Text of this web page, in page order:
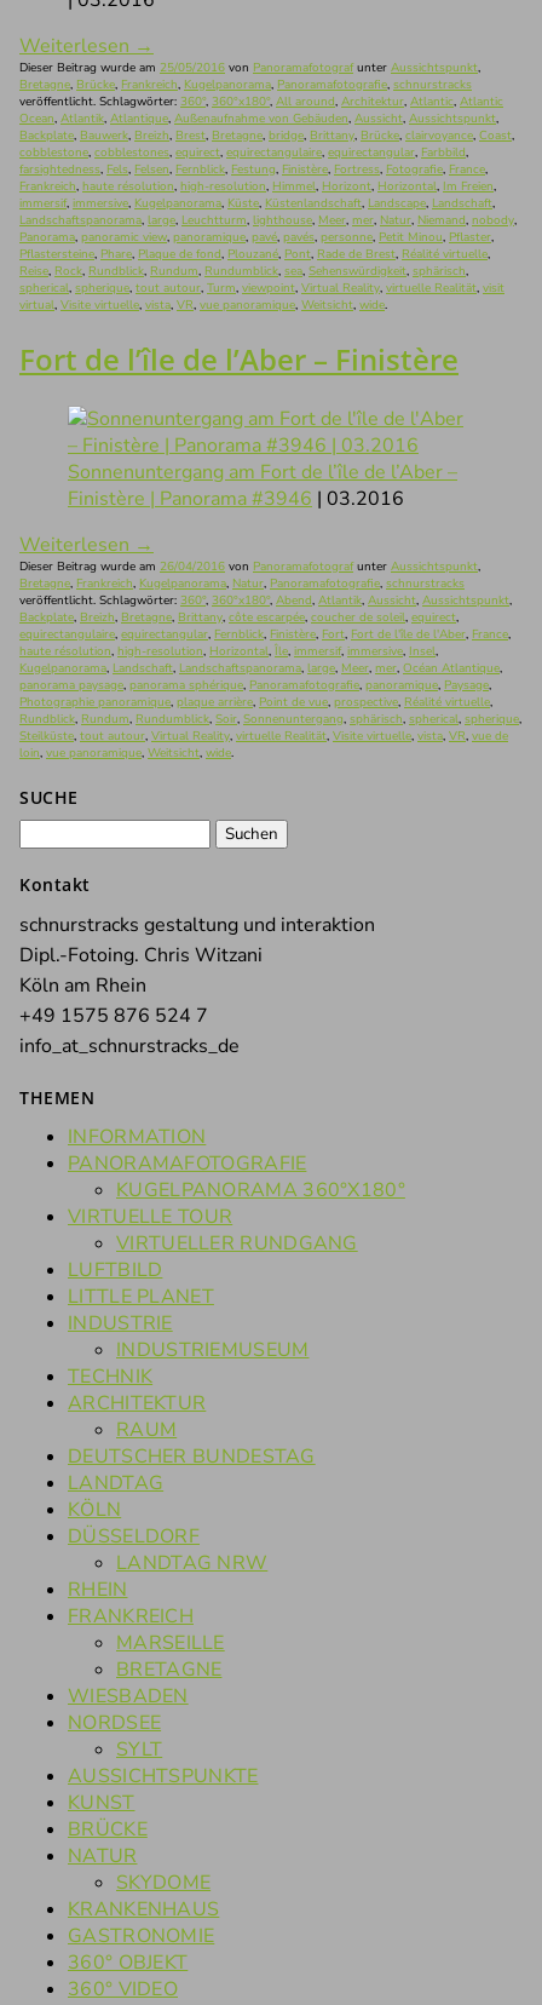
Weiterlesen →
Dieser Beitrag wurde am 25/05/2016 von Panoramafotografunter Aussichtspunkt,
Bretagne, Brücke, Frankreich, Kugelpanorama, Panoramafotografie, schnurstracks
veröffentlicht. Schlagwörter: 360°, 360°x180°, All around, Architektur, Atlantic, Atlantic
Ocean, Atlantik, Atlantique, Außenaufnahme von Gebäuden, Aussicht, Aussichtspunkt,
Backplate, Bauwerk, Breizh, Brest, Bretagne, bridge, Brittany, Brücke, clairvoyance, Coast,
cobblestone, cobblestones, equirect, equirectangulaire, equirectangular, Farbbild,
farsightedness, Fels, Felsen, Fernblick, Festung, Finistère, Fortress, Fotografie, France,
Frankreich, haute résolution, high-resolution, Himmel, Horizont, Horizontal, Im Freien,
immersif, immersive, Kugelpanorama, Küste, Küstenlandschaft, Landscape, Landschaft,
Landschaftspanorama, large, Leuchtturm, lighthouse, Meer, mer, Natur, Niemand, nobody,
Panorama, panoramic view, panoramique, pavé, pavés, personne, Petit Minou, Pflaster,
Pflastersteine, Phare, Plaque de fond, Plouzané, Pont, Rade de Brest, Réalité virtuelle,
Reise, Rock, Rundblick, Rundum, Rundumblick, sea, Sehenswürdigkeit, sphärisch,
spherical, spherique, tout autour, Turm, viewpoint, Virtual Reality, virtuelle Realität, visit
virtual, Visite virtuelle, vista, VR, vue panoramique, Weitsicht, wide.
Fort de l’île de l’Aber – Finistère
Sonnenuntergang am Fort de l’île de l’Aber –
Finistère | Panorama #3946 | 03.2016
Weiterlesen →
Dieser Beitrag wurde am 26/04/2016 von Panoramafotografunter Aussichtspunkt,
Bretagne, Frankreich, Kugelpanorama, Natur, Panoramafotografie, schnurstracks
veröffentlicht. Schlagwörter: 360°, 360°x180°, Abend, Atlantik, Aussicht, Aussichtspunkt,
Backplate, Breizh, Bretagne, Brittany, côte escarpée, coucher de soleil, equirect,
equirectangulaire, equirectangular, Fernblick, Finistère, Fort, Fort de l'île de l'Aber, France,
haute résolution, high-resolution, Horizontal, Île, immersif, immersive, Insel,
Kugelpanorama, Landschaft, Landschaftspanorama, large, Meer, mer, Océan Atlantique,
panorama paysage, panorama sphérique, Panoramafotografie, panoramique, Paysage,
Photographie panoramique, plaque arrière, Point de vue, prospective, Réalité virtuelle,
Rundblick, Rundum, Rundumblick, Soir, Sonnenuntergang, sphärisch, spherical, spherique,
Steilküste, tout autour, Virtual Reality, virtuelle Realität, Visite virtuelle, vista, VR, vue de
loin, vue panoramique, Weitsicht, wide.
SUCHE
Kontakt
schnurstracks gestaltung und interaktion
Dipl.-Fotoing. Chris Witzani
Köln am Rhein
+49 1575 876 524 7
info_at_schnurstracks_de
THEMEN
INFORMATION
PANORAMAFOTOGRAFIE
KUGELPANORAMA 360°X180°
VIRTUELLE TOUR
VIRTUELLER RUNDGANG
LUFTBILD
LITTLE PLANET
INDUSTRIE
INDUSTRIEMUSEUM
TECHNIK
ARCHITEKTUR
RAUM
DEUTSCHER BUNDESTAG
LANDTAG
KÖLN
DÜSSELDORF
LANDTAG NRW
RHEIN
FRANKREICH
MARSEILLE
BRETAGNE
WIESBADEN
NORDSEE
SYLT
AUSSICHTSPUNKTE
KUNST
BRÜCKE
NATUR
SKYDOME
KRANKENHAUS
GASTRONOMIE
360° OBJEKT
360° VIDEO